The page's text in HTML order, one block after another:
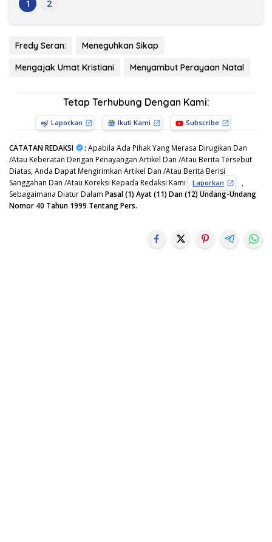
1 2
Fredy Seran:
Meneguhkan Sikap
Mengajak Umat Kristiani
Menyambut Perayaan Natal
Tetap Terhubung Dengan Kami:
Laporkan Ikuti Kami Subscribe
CATATAN REDAKSI : Apabila Ada Pihak Yang Merasa Dirugikan Dan
/Atau Keberatan Dengan Penayangan Artikel Dan /Atau Berita Tersebut
Diatas, Anda Dapat Mengirimkan Artikel Dan /Atau Berita Berisi
Sanggahan Dan /Atau Koreksi Kepada Redaksi Kami
Laporkan
,
Sebagaimana Diatur Dalam Pasal (1) Ayat (11) Dan (12) Undang-Undang
Nomor 40 Tahun 1999 Tentang Pers.